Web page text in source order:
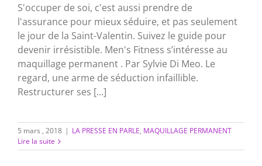
S'occuper de soi, c'est aussi prendre de
l'assurance pour mieux séduire, et pas seulement
le jour de la Saint-Valentin. Suivez le guide pour
devenir irrésistible. Men's Fitness s’intéresse au
maquillage permanent . Par Sylvie Di Meo. Le
regard, une arme de séduction infaillible.
Restructurer ses [...]
5 mars , 2018 | LA PRESSE EN PARLE, MAQUILLAGE PERMANENT
Lire la suite